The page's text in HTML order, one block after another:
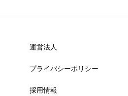
運営法人
プライバシーポリシー
採用情報